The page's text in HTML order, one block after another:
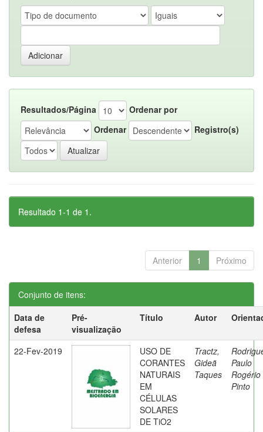
Resultados/Página
Ordenar por
Ordenar
Registro(s)
Resultado 1-1 de 1.
Anterior 1 Próximo
Conjunto de itens:
Data de
defesa
Pré-
visualização
Título Autor
22-Fev-2019
USO DE
CORANTES
NATURAIS
EM
CÉLULAS
SOLARES
DE TiO2
Tractz,
Gideã
Taques
Paulo
Rogério
Pinto